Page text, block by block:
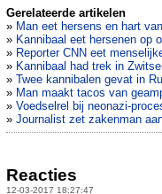
Gerelateerde artikelen
» Man eet hersens en hart
» Kannibaal eet hersenen op
» Reporter CNN eet
» Kannibaal had trek in
» Twee kannibalen gevat in
» Man maakt tacos van
» Voedselrel bij neonazi-
» Journalist zet zakenman
Reacties
12-03-2017 18:27:47